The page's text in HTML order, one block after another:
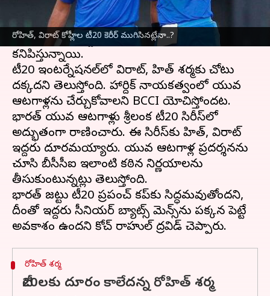
రోహిత్, విరాట్ కోహ్లీల టీ20 కెరీర్ ముగిసినట్లేనా..?
రోహిత్ శర్మ, విరాట్ కోహ్లీ టీమిండియా జట్టుకు అద్భుత
విజయాలను అందించారు. ప్రస్తుతం టీ20 ప్రపంచ కప్
నుంచి భారత జట్టులో అనేక ఒడిదుడుకులు
కనిపిస్తున్నాయి.
టీ20 ఇంటర్నేషనల్‌లో విరాట్, రోహిత్ శర్మకు చోటు
దక్కదని తెలుస్తోంది. హార్దిక్ నాయకత్వంలో యువ
ఆటగాళ్లను చేర్చుకోవాలని BCCI యోచిస్తోందట.
భారత్ యువ ఆటగాళ్లు శ్రీలంక టీ20 సిరీస్‌లో
అద్భుతంగా రాణించారు. ఈ సిరీస్‌కు రోహిత్, విరాట్
ఇద్దరు దూరమయ్యారు. యువ ఆటగాళ్ల ప్రదర్శనను
చూసి బీసీసీఐ ఇలాంటి కఠిన నిర్ణయాలను
తీసుకుంటున్నట్లు తెలుస్తోంది.
భారత్ జట్టు టీ20 ప్రపంచ్ కప్‌కు సిద్ధమవుతోందని,
దీంతో ఇద్దరు సీనియర్ బ్యాట్స్ మెన్స్‌ను పక్కన పెట్టే
రోహిత్ శర్మ
టీ20లకు దూరం కాలేదన్న రోహిత్ శర్మ